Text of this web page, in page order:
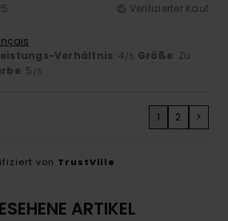
Verifizierter Kauf
Verhältnis: 4 /5 Größe: Zu
: 5 /5
1 2 >
von TrustVille
ARTIKEL